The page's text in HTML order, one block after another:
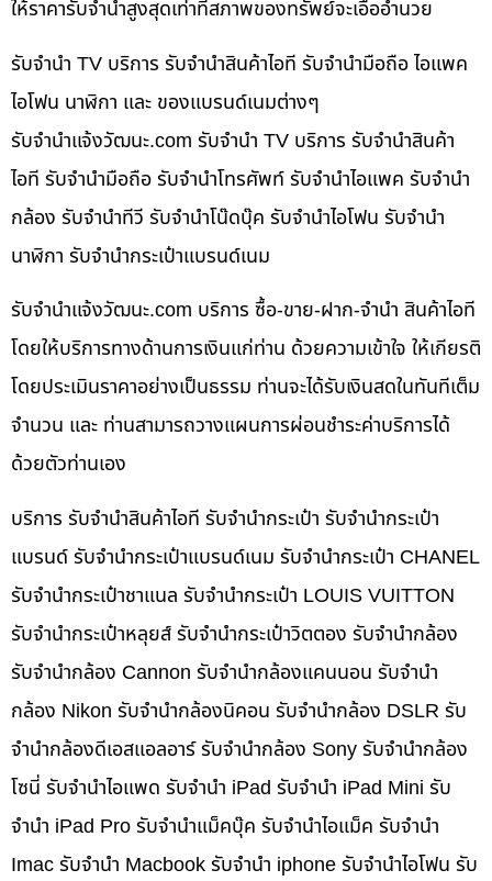
ให้ราคารับจำนำสูงสุดเท่าที่สภาพของทรัพย์จะเอื้ออำนวย
รับจำนำ TV บริการ รับจำนำสินค้าไอที รับจำนำมือถือ ไอแพค
ไอโฟน นาฬิกา และ ของแบรนด์เนมต่างๆ
รับจํานําแจ้งวัฒนะ.com รับจำนำ TV บริการ รับจำนำสินค้า
ไอที รับจำนำมือถือ รับจำนำโทรศัพท์ รับจำนำไอแพค รับจำนำ
กล้อง รับจำนำทีวี รับจำนำโน๊ดบุ๊ค รับจำนำไอโฟน รับจำนำ
นาฬิกา รับจำนำกระเป๋าแบรนด์เนม
รับจํานําแจ้งวัฒนะ.com บริการ ซื้อ-ขาย-ฝาก-จำนำ สินค้าไอที
โดยให้บริการทางด้านการเงินแก่ท่าน ด้วยความเข้าใจ ให้เกียรติ
โดยประเมินราคาอย่างเป็นธรรม ท่านจะได้รับเงินสดในทันทีเต็ม
จำนวน และ ท่านสามารถวางแผนการผ่อนชำระค่าบริการได้
ด้วยตัวท่านเอง
บริการ รับจำนำสินค้าไอที รับจำนำกระเป๋า รับจำนำกระเป๋า
แบรนด์ รับจำนำกระเป๋าแบรนด์เนม รับจำนำกระเป๋า CHANEL
รับจำนำกระเป๋าชาแนล รับจำนำกระเป๋า LOUIS VUITTON
รับจำนำกระเป๋าหลุยส์ รับจำนำกระเป๋าวิตตอง รับจำนำกล้อง
รับจำนำกล้อง Cannon รับจำนำกล้องแคนนอน รับจำนำ
กล้อง Nikon รับจำนำกล้องนิคอน รับจำนำกล้อง DSLR รับ
จำนำกล้องดีเอสแอลอาร์ รับจำนำกล้อง Sony รับจำนำกล้อง
โซนี่ รับจำนำไอแพด รับจำนำ iPad รับจำนำ iPad Mini รับ
จำนำ iPad Pro รับจำนำแม็คบุ๊ค รับจำนำไอแม็ค รับจำนำ
Imac รับจำนำ Macbook รับจำนำ iphone รับจำนำไอโฟน รับ